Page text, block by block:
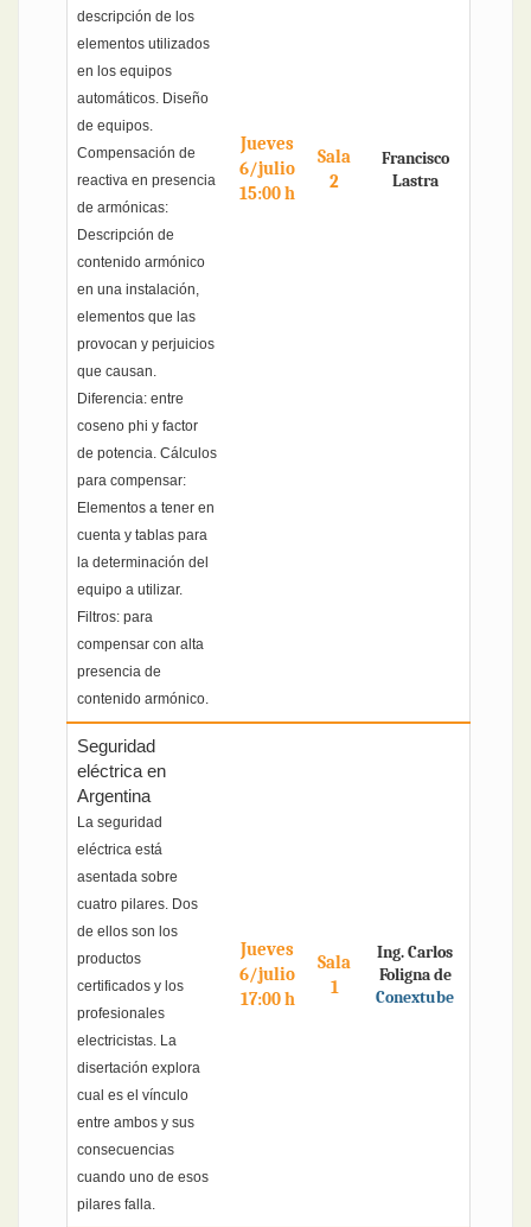
descripción de los
elementos utilizados
en los equipos
automáticos. Diseño
de equipos.
Compensación de
reactiva en presencia
de armónicas:
Descripción de
contenido armónico
en una instalación,
elementos que las
provocan y perjuicios
que causan.
Diferencia: entre
coseno phi y factor
de potencia. Cálculos
para compensar:
Elementos a tener en
cuenta y tablas para
la determinación del
equipo a utilizar.
Filtros: para
compensar con alta
presencia de
contenido armónico.
Jueves
6/julio
15:00 h
Sala
2
Francisco
Lastra
Seguridad
eléctrica en
Argentina
La seguridad
eléctrica está
asentada sobre
cuatro pilares. Dos
de ellos son los
productos
certificados y los
profesionales
electricistas. La
disertación explora
cual es el vínculo
entre ambos y sus
consecuencias
cuando uno de esos
pilares falla.
Jueves
6/julio
17:00 h
Sala
1
Ing. Carlos
Foligna de
Conextube